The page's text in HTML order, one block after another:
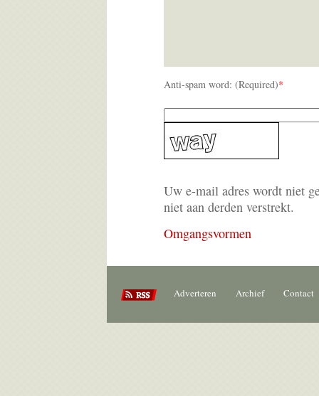
Anti-spam word: (Required)*
Uw e-mail adres wordt niet
niet aan derden verstrekt.
Omgangsvormen
Adverteren Archief Contact